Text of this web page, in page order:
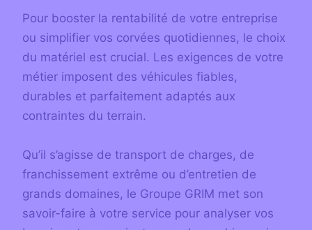
Pour booster la rentabilité de votre entreprise
ou simplifier vos corvées quotidiennes, le choix
du matériel est crucial. Les exigences de votre
métier imposent des véhicules fiables,
durables et parfaitement adaptés aux
contraintes du terrain.
Qu’il s’agisse de transport de charges, de
franchissement extrême ou d’entretien de
grands domaines, le Groupe GRIM met son
savoir-faire à votre service pour analyser vos